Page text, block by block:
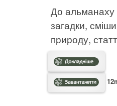
До альманаху
загадки,
природу,